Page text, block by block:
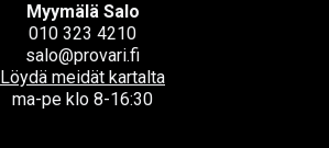
Myymälä Salo
010 323 4210
salo@provari.fi
Löydä meidät kartalta
ma-pe klo 8-16:30